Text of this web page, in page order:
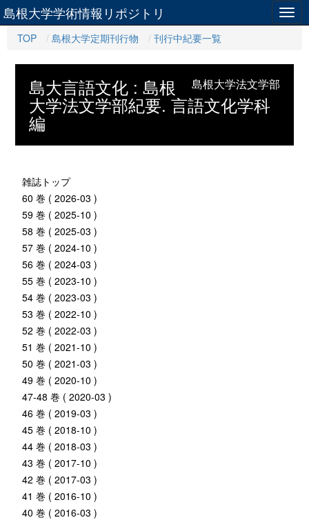
島根大学学術情報リポジトリ
TOP 島根大学定期刊行物 刊行中紀要一覧
島根大学法文学部
島大言語文化 : 島根
大学法文学部紀要. 言語文化学科
編
雑誌トップ
60 巻 ( 2026-03 )
59 巻 ( 2025-10 )
58 巻 ( 2025-03 )
57 巻 ( 2024-10 )
56 巻 ( 2024-03 )
55 巻 ( 2023-10 )
54 巻 ( 2023-03 )
53 巻 ( 2022-10 )
52 巻 ( 2022-03 )
51 巻 ( 2021-10 )
50 巻 ( 2021-03 )
49 巻 ( 2020-10 )
47-48 巻 ( 2020-03 )
46 巻 ( 2019-03 )
45 巻 ( 2018-10 )
44 巻 ( 2018-03 )
43 巻 ( 2017-10 )
42 巻 ( 2017-03 )
41 巻 ( 2016-10 )
40 巻 ( 2016-03 )